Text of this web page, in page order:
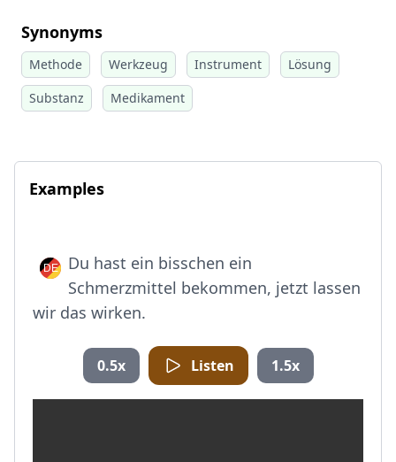
Synonyms
Methode Werkzeug Instrument
Lösung
Substanz
Medikament
Examples
Du hast ein bisschen ein
Schmerzmittel bekommen, jetzt lassen
wir das wirken.
0.5x Listen 1.5x